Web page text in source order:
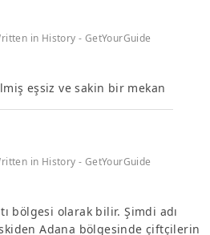
in History - GetYourGuide
eşsiz ve sakin bir mekan
in History - GetYourGuide
bölgesi olarak bilir. Şimdi adı
Adana bölgesinde çiftçilerin